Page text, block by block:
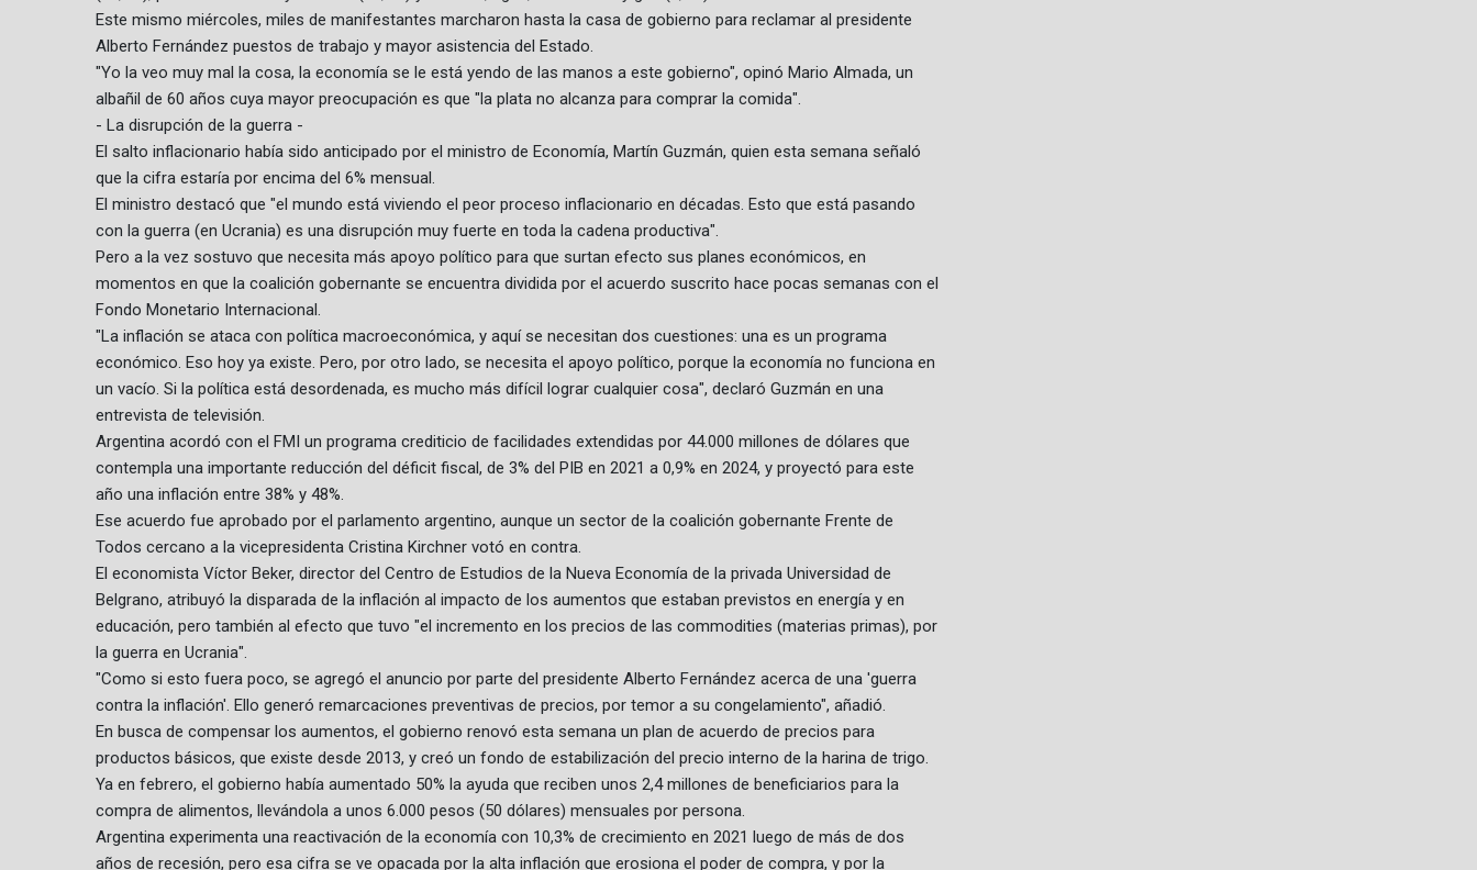
Este mismo miércoles, miles de manifestantes marcharon hasta la casa de gobierno para reclamar al presidente
Alberto Fernández puestos de trabajo y mayor asistencia del Estado.
"Yo la veo muy mal la cosa, la economía se le está yendo de las manos a este gobierno", opinó Mario Almada, un
albañil de 60 años cuya mayor preocupación es que "la plata no alcanza para comprar la comida".
- La disrupción de la guerra -
El salto inflacionario había sido anticipado por el ministro de Economía, Martín Guzmán, quien esta semana señaló
que la cifra estaría por encima del 6% mensual.
El ministro destacó que "el mundo está viviendo el peor proceso inflacionario en décadas. Esto que está pasando
con la guerra (en Ucrania) es una disrupción muy fuerte en toda la cadena productiva".
Pero a la vez sostuvo que necesita más apoyo político para que surtan efecto sus planes económicos, en
momentos en que la coalición gobernante se encuentra dividida por el acuerdo suscrito hace pocas semanas con el
Fondo Monetario Internacional.
"La inflación se ataca con política macroeconómica, y aquí se necesitan dos cuestiones: una es un programa
económico. Eso hoy ya existe. Pero, por otro lado, se necesita el apoyo político, porque la economía no funciona en
un vacío. Si la política está desordenada, es mucho más difícil lograr cualquier cosa", declaró Guzmán en una
entrevista de televisión.
Argentina acordó con el FMI un programa crediticio de facilidades extendidas por 44.000 millones de dólares que
contempla una importante reducción del déficit fiscal, de 3% del PIB en 2021 a 0,9% en 2024, y proyectó para este
año una inflación entre 38% y 48%.
Ese acuerdo fue aprobado por el parlamento argentino, aunque un sector de la coalición gobernante Frente de
Todos cercano a la vicepresidenta Cristina Kirchner votó en contra.
El economista Víctor Beker, director del Centro de Estudios de la Nueva Economía de la privada Universidad de
Belgrano, atribuyó la disparada de la inflación al impacto de los aumentos que estaban previstos en energía y en
educación, pero también al efecto que tuvo "el incremento en los precios de las commodities (materias primas), por
la guerra en Ucrania".
"Como si esto fuera poco, se agregó el anuncio por parte del presidente Alberto Fernández acerca de una 'guerra
contra la inflación'. Ello generó remarcaciones preventivas de precios, por temor a su congelamiento", añadió.
En busca de compensar los aumentos, el gobierno renovó esta semana un plan de acuerdo de precios para
productos básicos, que existe desde 2013, y creó un fondo de estabilización del precio interno de la harina de trigo.
Ya en febrero, el gobierno había aumentado 50% la ayuda que reciben unos 2,4 millones de beneficiarios para la
compra de alimentos, llevándola a unos 6.000 pesos (50 dólares) mensuales por persona.
Argentina experimenta una reactivación de la economía con 10,3% de crecimiento en 2021 luego de más de dos
años de recesión, pero esa cifra se ve opacada por la alta inflación que erosiona el poder de compra, y por la